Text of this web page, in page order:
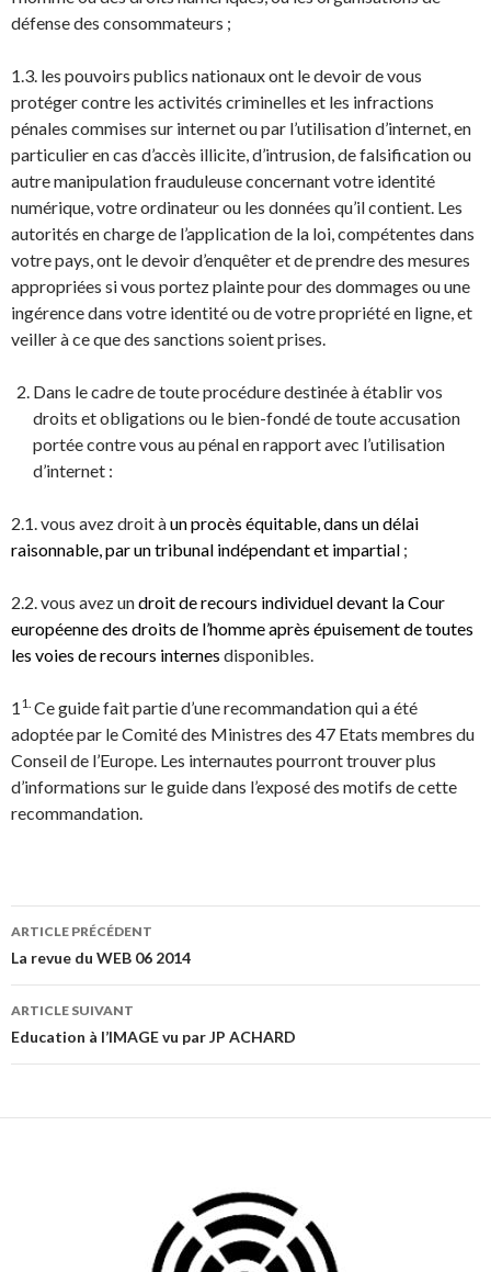
défense des consommateurs ;
1.3. les pouvoirs publics nationaux ont le devoir de vous
protéger contre les activités criminelles et les infractions
pénales commises sur internet ou par l’utilisation d’internet, en
particulier en cas d’accès illicite, d’intrusion, de falsification ou
autre manipulation frauduleuse concernant votre identité
numérique, votre ordinateur ou les données qu’il contient. Les
autorités en charge de l’application de la loi, compétentes dans
votre pays, ont le devoir d’enquêter et de prendre des mesures
appropriées si vous portez plainte pour des dommages ou une
ingérence dans votre identité ou de votre propriété en ligne, et
veiller à ce que des sanctions soient prises.
Dans le cadre de toute procédure destinée à établir vos
droits et obligations ou le bien-fondé de toute accusation
portée contre vous au pénal en rapport avec l’utilisation
d’internet :
2.1. vous avez droit àun procès équitable, dans un délai
raisonnable,par un tribunal indépendant et impartial ;
2.2. vous avez undroit de recours individuel devant la Cour
européenne des droits de l’hommeaprès épuisement de toutes
les voies de recours internes disponibles.
1 1. Ce guide fait partie d’une recommandation qui a été
adoptée par le Comité des Ministres des 47 Etats membres du
Conseil de l’Europe. Les internautes pourront trouver plus
d’informations sur le guide dans l’exposé des motifs de cette
recommandation.
Navigation
des
articles
ARTICLE PRÉCÉDENT
La revue du WEB 06 2014
ARTICLE SUIVANT
Education à l’IMAGE vu par JP ACHARD